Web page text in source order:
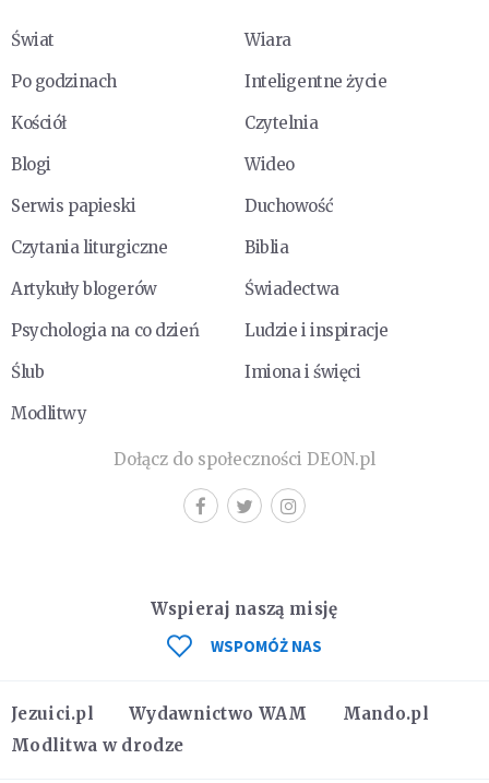
Świat
Wiara
Po godzinach
Inteligentne życie
Kościół
Czytelnia
Blogi
Wideo
Serwis papieski
Duchowość
Czytania liturgiczne
Biblia
Artykuły blogerów
Świadectwa
Psychologia na co dzień
Ludzie i inspiracje
Ślub
Imiona i święci
Modlitwy
Dołącz do społeczności DEON.pl
Jezuici.pl Wydawnictwo WAM
Mando.pl
Modlitwa w drodze
Wspieraj naszą misję
WSPOMÓŻ NAS